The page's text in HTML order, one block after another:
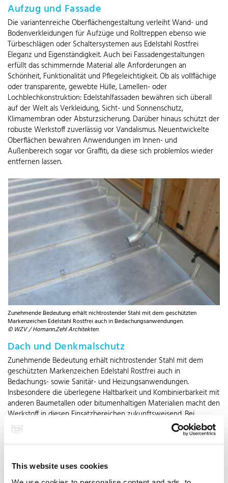
This website uses cookies
Aufzug und Fassade
Die variantenreiche Oberflächengestaltung verleiht Wand- und
Bodenverkleidungen für Aufzüge und Rolltreppen ebenso wie
Türbeschlägen oder Schaltersystemen aus Edelstahl Rostfrei
Eleganz und Eigenständigkeit. Auch bei Fassadengestaltungen
erfüllt das schimmernde Material alle Anforderungen an
Schönheit, Funktionalität und Pflegeleichtigkeit. Ob als vollflächige
oder transparente, gewebte Hülle, Lamellen- oder
Lochblechkonstruktion: Edelstahlfassaden bewähren sich überall
auf der Welt als Verkleidung, Sicht- und Sonnenschutz,
Klimamembran oder Absturzsicherung. Darüber hinaus schützt der
robuste Werkstoff zuverlässig vor Vandalismus. Neuentwickelte
Oberflächen bewahren Anwendungen im Innen- und
Außenbereich sogar vor Graffiti, da diese sich problemlos wieder
entfernen lassen.
Zunehmende Bedeutung erhält nichtrostender Stahl mit dem geschützten
Markenzeichen Edelstahl Rostfrei auch in Bedachungsanwendungen.
© WZV / Homann.Zehl Architekten
Dach und Denkmalschutz
Zunehmende Bedeutung erhält nichtrostender Stahl mit dem
geschützten Markenzeichen Edelstahl Rostfrei auch in
Bedachungs- sowie Sanitär- und Heizungsanwendungen.
Insbesondere die überlegene Haltbarkeit und Kombinierbarkeit mit
anderen Baumetallen oder bitumenhaltigen Materialien macht den
Werkstoff in diesen Einsatzbereichen zukunftsweisend. Bei
Installationsleitungen steht die hohe Korrosionsbeständigkeit im
Vordergrund. Nach der Umstellung einer Heizungsanlage von
nachträgliche Einziehen von Edelstahlrohren bewährte Praxis.
Besondere Fähigkeiten entfaltet Edelstahl mit Qualitätssiegel auch